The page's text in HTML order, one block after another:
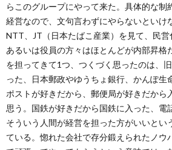
らこのグループにやって来た。具体的な制
経営なので、文句言わずにやらないといけ
NTT、JT（日本たばこ産業）を見て、民
あるいは役員の方々はほとんどが内部昇格
を担ってきて1つ、つくづく思ったのは、
った、日本郵政やゆうちょ銀行、かんぽ生
ポストが好きだから、郵便局が好きだから
思う。国鉄が好きだから国鉄に入った、電
そういう人間が経営を担った方がいいとい
ている。惚れた会社で存分鍛えられたノウ